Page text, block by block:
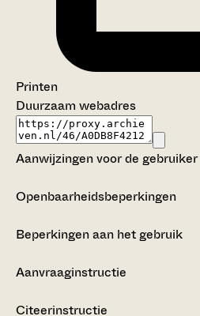
Printen
Duurzaam webadres
Aanwijzingen voor de gebruiker
Openbaarheidsbeperkingen
Beperkingen aan het gebruik
Aanvraaginstructie
Citeerinstructie